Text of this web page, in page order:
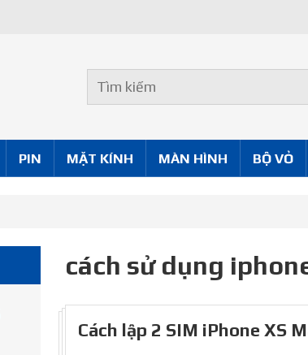
PIN MẶT KÍNH MÀN HÌNH BỘ VỎ
cách sử dụng
Cách lập 2 SIM iPhone XS